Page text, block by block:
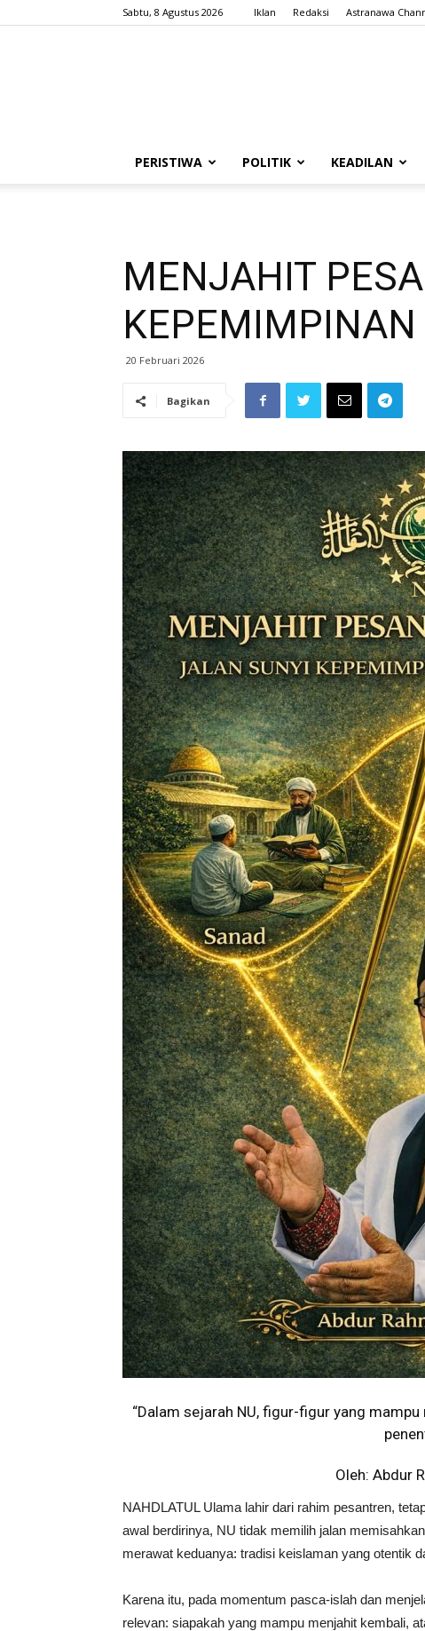
Sabtu, 8 Agustus 2026 Iklan Redaksi Astranawa
PERISTIWA POLITIK KEADILAN
MENJAHIT
20 Februari 2026
Bagikan
“Dalam sejarah NU, figur-figur yang
Oleh: Abdur
NAHDLATUL Ulama lahir dari rahim pesantren,
awal berdirinya, NU tidak memilih jalan
merawat keduanya: tradisi keislaman yang otentik
Karena itu, pada momentum pasca-islah dan
relevan: siapakah yang mampu menjahit kembali,